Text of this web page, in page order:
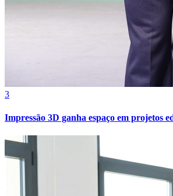
3
Impressão 3D ganha espaço em projetos